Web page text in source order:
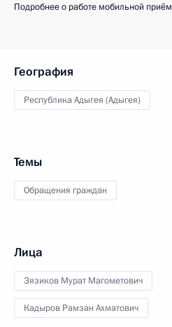
Подробнее о работе мобильной
География
Республика Адыгея (Адыгея)
Темы
Обращения граждан
Лица
Зязиков Мурат Магометович
Кадыров Рамзан Ахматович